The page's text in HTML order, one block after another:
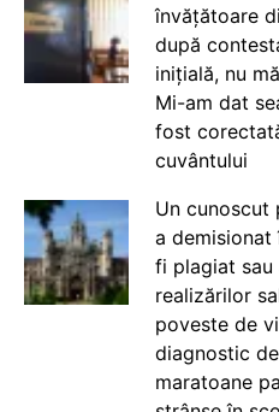
învățătoare
după
inițială, nu
Mi-am dat
fost
cuvântului
Un cunoscut
a demisionat
fi plagiat
realizărilor
poveste de
diagnostic
maratoane